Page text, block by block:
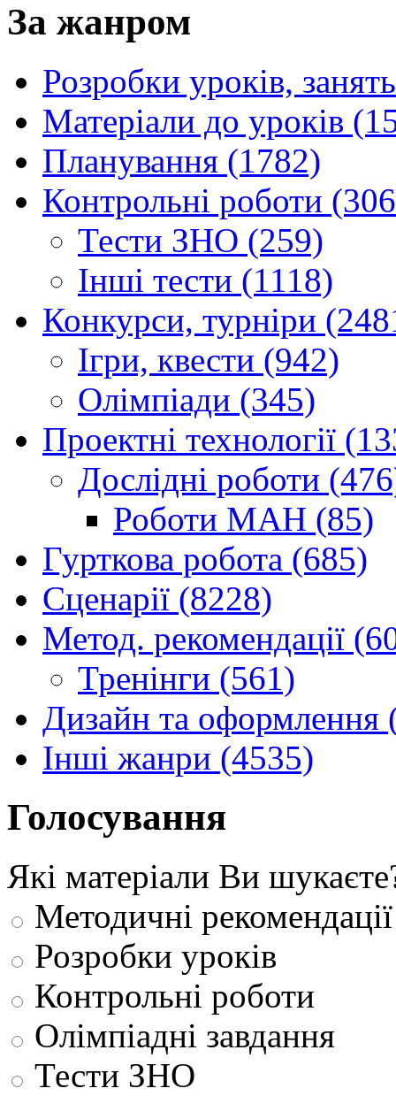
За жанром
Розробки уроків,
Матеріали до уроків
Планування (1782)
Контрольні роботи
Тести ЗНО (259)
Інші тести (1118)
Конкурси, турніри
Ігри, квести (942)
Олімпіади (345)
Проектні технології
Дослідні роботи
Роботи МАН (85)
Гурткова робота (685)
Сценарії (8228)
Метод. рекомендації
Тренінги (561)
Дизайн та оформлення
Інші жанри (4535)
Голосування
Які матеріали Ви
Методичні рекомендації
Розробки уроків
Контрольні роботи
Олімпіадні завдання
Тести ЗНО